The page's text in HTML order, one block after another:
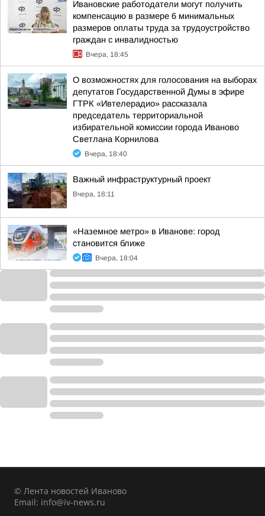
Ивановские работодатели могут получить
компенсацию в размере 6 минимальных
размеров оплаты труда за трудоустройство
граждан с инвалидностью
Вчера, 18:45
О возможностях для голосования на выборах
депутатов Государственной Думы в эфире
ГТРК «Ивтелерадио» рассказала
председатель территориальной
избирательной комиссии города Иваново
Светлана Корнилова
Вчера, 18:40
Важный инфраструктурный проект
Вчера, 18:11
«Наземное метро» в Иванове: город
становится ближе
Вчера, 18:04
© Лента новостей Иваново
Email: info@iv-news.ru